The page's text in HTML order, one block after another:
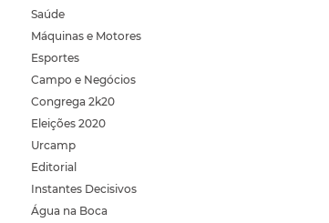
Saúde
Máquinas e Motores
Esportes
Campo e Negócios
Congrega 2k20
Eleições 2020
Urcamp
Editorial
Instantes Decisivos
Água na Boca